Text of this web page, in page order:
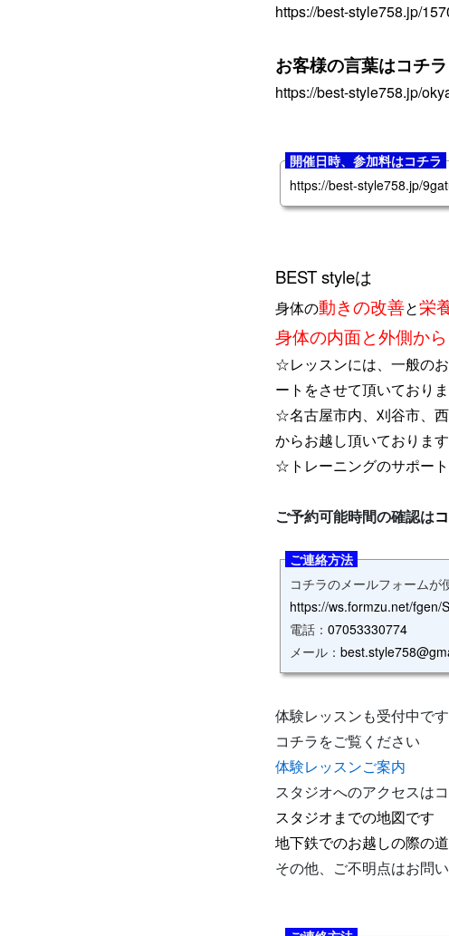
https://best-style758.jp/
お客様の言葉はコチラ
https://best-style758.jp/
開催日時、参加料はコチラ
https://best-style758.jp/
BEST styleは
身体の動きの改善と栄
身体の内面と外側か
☆レッスンには、一般の
ートをさせて頂いており
☆名古屋市内、刈谷市、
からお越し頂いております
☆トレーニングのサポー
ご予約可能時間の確認は
ご連絡方法
コチラのメールフォームが
https://ws.formzu.net/fgen/
電話： 07053330774
メール：
体験レッスンも受付中です
コチラをご覧ください
体験レッスンご案内
スタジオへのアクセスは
スタジオまでの地図です
地下鉄でのお越しの際の
その他、ご不明点はお問